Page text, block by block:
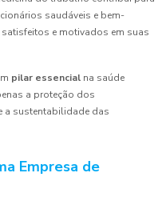
saudáveis e bem-
e motivados em suas
pilar essencial na saúde
a proteção dos
a sustentabilidade das
Empresa de